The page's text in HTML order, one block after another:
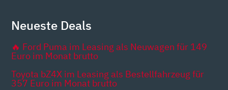
Neueste Deals
🔥 Ford Puma im Leasing als Neuwagen für 149
Euro im Monat brutto
Toyota bZ4X im Leasing als Bestellfahrzeug für
357 Euro im Monat brutto